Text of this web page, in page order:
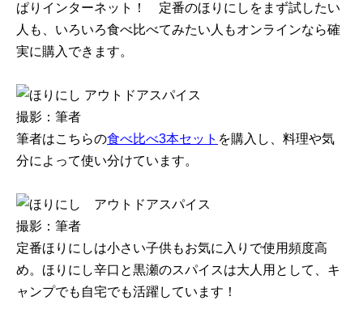
ぱりインターネット！ 定番のほりにしをまず試したい
人も、いろいろ食べ比べてみたい人もオンラインなら確
実に購入できます。
撮影：筆者
筆者はこちらの食べ比べ3本セット を購入し、料理や気
分によって使い分けています。
撮影：筆者
定番ほりにしは小さい子供もお気に入りで使用頻度高
め。ほりにし辛口と黒瀬のスパイスは大人用として、キ
ャンプでも自宅でも活躍しています！